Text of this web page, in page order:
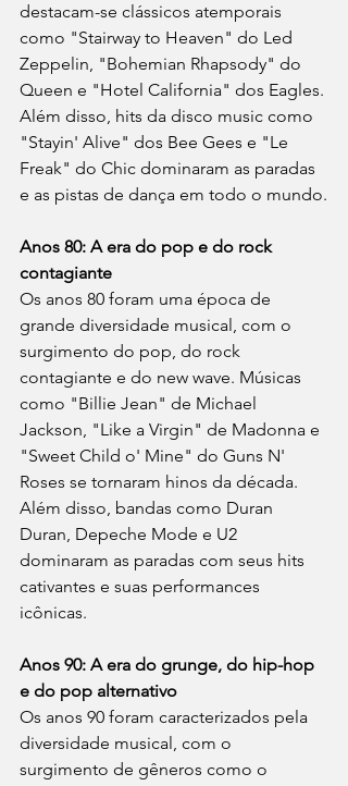
destacam-se clássicos atemporais
como "Stairway to Heaven" do Led
Zeppelin, "Bohemian Rhapsody" do
Queen e "Hotel California" dos Eagles.
Além disso, hits da disco music como
"Stayin' Alive" dos Bee Gees e "Le
Freak" do Chic dominaram as paradas
e as pistas de dança em todo o mundo.
Anos 80: A era do pop e do rock
contagiante
Os anos 80 foram uma época de
grande diversidade musical, com o
surgimento do pop, do rock
contagiante e do new wave. Músicas
como "Billie Jean" de Michael
Jackson, "Like a Virgin" de Madonna e
"Sweet Child o' Mine" do Guns N'
Roses se tornaram hinos da década.
Além disso, bandas como Duran
Duran, Depeche Mode e U2
dominaram as paradas com seus hits
cativantes e suas performances
icônicas.
Anos 90: A era do grunge, do hip-hop
e do pop alternativo
Os anos 90 foram caracterizados pela
diversidade musical, com o
surgimento de gêneros como o